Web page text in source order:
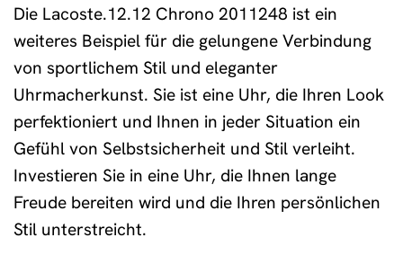
Die Lacoste.12.12 Chrono 2011248 ist ein
weiteres Beispiel für die gelungene Verbindung
von sportlichem Stil und eleganter
Uhrmacherkunst. Sie ist eine Uhr, die Ihren Look
perfektioniert und Ihnen in jeder Situation ein
Gefühl von Selbstsicherheit und Stil verleiht.
Investieren Sie in eine Uhr, die Ihnen lange
Freude bereiten wird und die Ihren persönlichen
Stil unterstreicht.